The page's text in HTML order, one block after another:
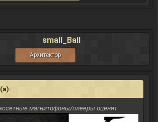
small_Ball
Архитектор
магнитофоны/плееры оценят